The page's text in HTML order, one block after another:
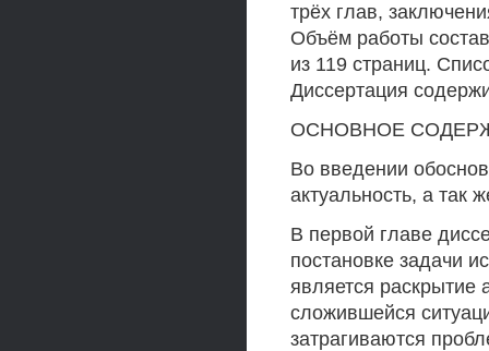
трёх глав,
Объём работы
из 119 страниц.
Диссертация
ОСНОВНОЕ
Во введении
актуальность, а так
В первой главе
постановке задачи
является раскрытие
сложившейся
затрагиваются